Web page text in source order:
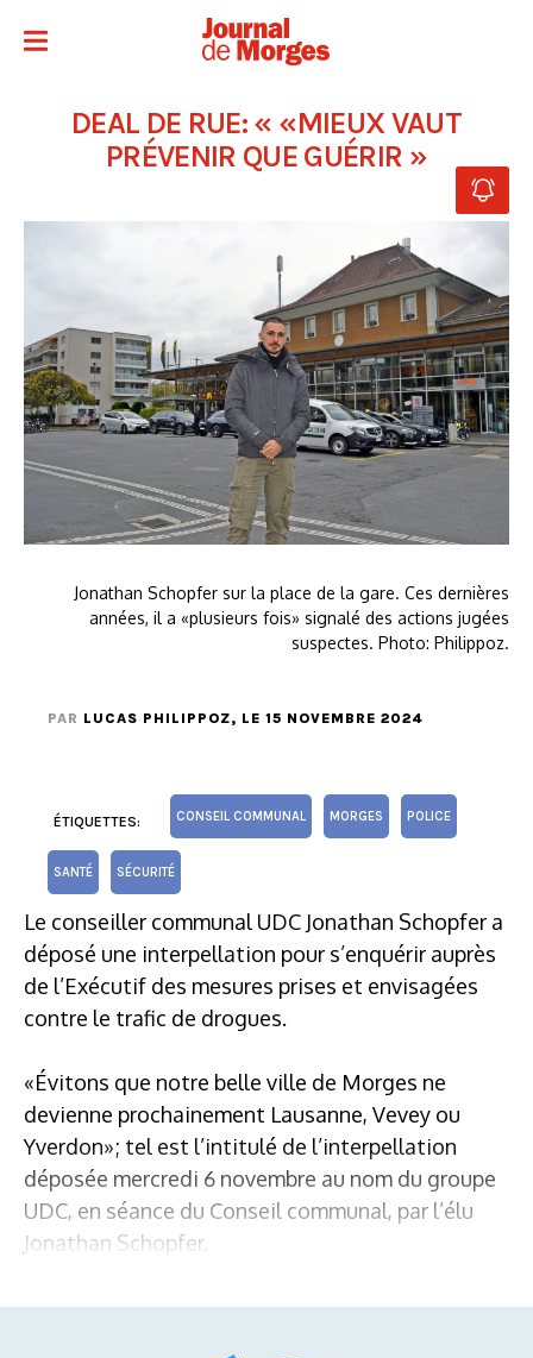
DEAL DE RUE: « «MIEUX VAUT
PRÉVENIR QUE GUÉRIR »
Jonathan Schopfer sur la place de la gare. Ces dernières
années, il a «plusieurs fois» signalé des actions jugées
suspectes. Photo: Philippoz.
PAR LUCAS PHILIPPOZ, LE 15 NOVEMBRE 2024
ÉTIQUETTES: CONSEIL COMMUNAL MORGES POLICE
SANTÉ SÉCURITÉ
Le conseiller communal UDC Jonathan Schopfer a
déposé une interpellation pour s’enquérir auprès
de l’Exécutif des mesures prises et envisagées
contre le trafic de drogues.
«Évitons que notre belle ville de Morges ne
devienne prochainement Lausanne, Vevey ou
Yverdon»; tel est l’intitulé de l’interpellation
déposée mercredi 6 novembre au nom du groupe
UDC, en séance du Conseil communal, par l’élu
Jonathan Schopfer.